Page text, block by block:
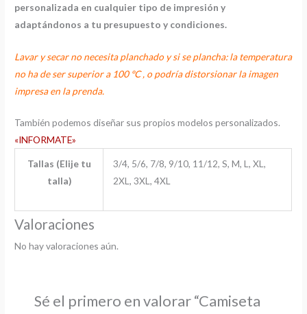
personalizada en cualquier tipo de impresión y
adaptándonos a tu presupuesto y condiciones.
Lavar y secar no necesita planchado y si se plancha: la temperatura
no ha de ser superior a 100 ºC , o podría distorsionar la imagen
impresa en la prenda.
También podemos diseñar sus propios modelos personalizados.
«INFORMATE»
Tallas (Elije tu
talla)
3/4, 5/6, 7/8, 9/10, 11/12, S, M, L, XL,
2XL, 3XL, 4XL
Valoraciones
No hay valoraciones aún.
Sé el primero en valorar “Camiseta